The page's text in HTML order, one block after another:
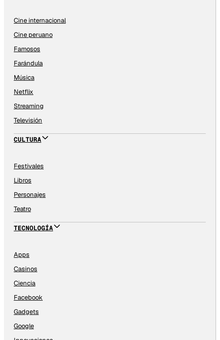
Cine internacional
Cine peruano
Famosos
Farándula
Música
Netflix
Streaming
Televisión
CULTURA
Festivales
Libros
Personajes
Teatro
TECNOLOGÍA
Apps
Casinos
Ciencia
Facebook
Gadgets
Google